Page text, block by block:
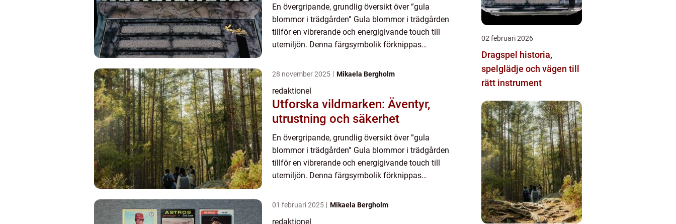
En övergripande, grundlig översikt över ”gula
blommor i trädgården” Gula blommor i trädgården
tillför en vibrerande och energigivande touch till
utemiljön. Denna färgsymbolik förknippas
pl...
28 november 2025 Mikaela Bergholm
redaktionel
Utforska vildmarken: Äventyr,
utrustning och säkerhet
En övergripande, grundlig översikt över ”gula
blommor i trädgården” Gula blommor i trädgården
tillför en vibrerande och energigivande touch till
utemiljön. Denna färgsymbolik förknippas
pl...
01 februari 2025 Mikaela Bergholm
redaktionel
02 februari 2026
Dragspel historia,
spelglädje och vägen till
rätt instrument